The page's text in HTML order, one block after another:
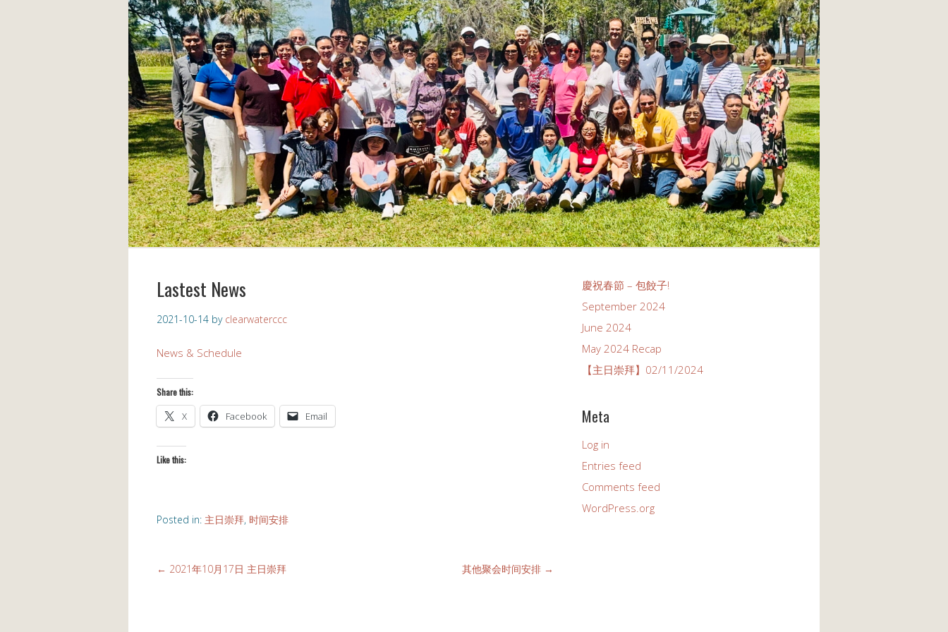
Lastest News
2021-10-14 by clearwaterccc
News & Schedule
Share this:
X Facebook Email
Like this:
Posted in: 主日崇拜, 时间安排
← 2021年10月17日 主日崇拜 其他聚会时间安排 →
慶祝春節 – 包餃子!
September 2024
June 2024
May 2024 Recap
【主日崇拜】02/11/2024
Meta
Log in
Entries feed
Comments feed
WordPress.org